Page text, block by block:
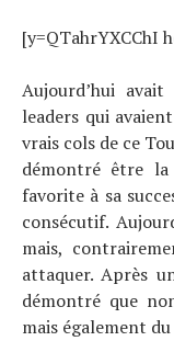
[y=QTahrYXCChI
Aujourd’hui
leaders qui
vrais cols de ce
démontré être
favorite à sa
consécutif.
mais,
attaquer. Après
démontré que
mais également